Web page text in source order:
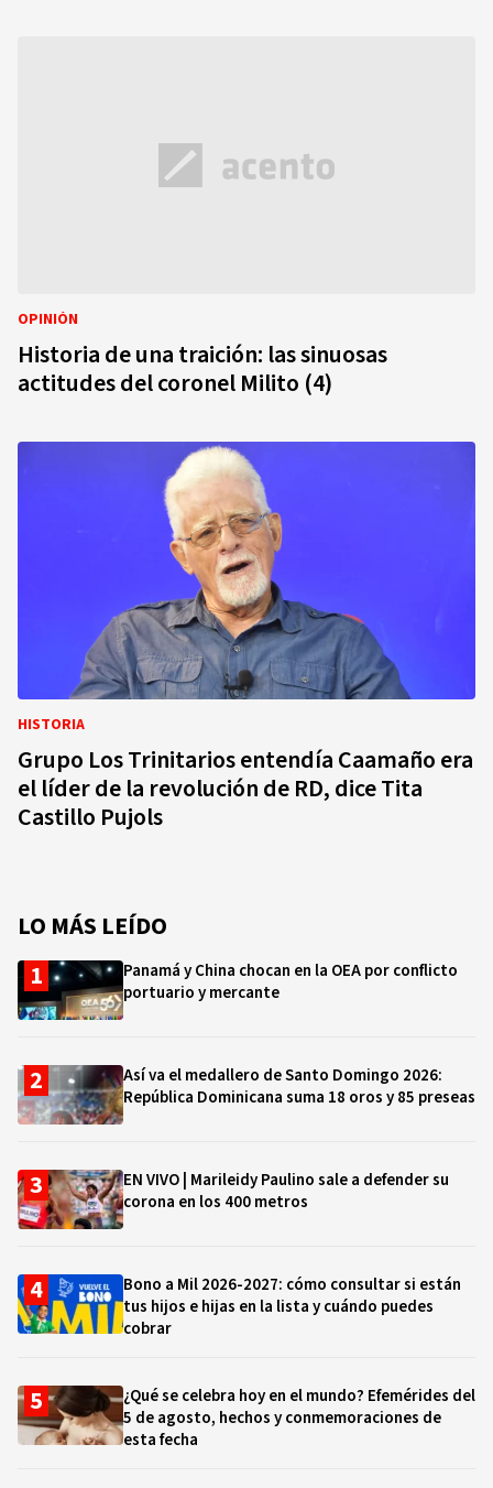
OPINIÓN
Historia de una traición: las sinuosas
actitudes del coronel Milito (4)
HISTORIA
Grupo Los Trinitarios entendía Caamaño era
el líder de la revolución de RD, dice Tita
Castillo Pujols
LO MÁS LEÍDO
Panamá y China chocan en la OEA por conflicto
portuario y mercante
Así va el medallero de Santo Domingo 2026:
República Dominicana suma 18 oros y 85 preseas
EN VIVO | Marileidy Paulino sale a defender su
corona en los 400 metros
Bono a Mil 2026-2027: cómo consultar si están
tus hijos e hijas en la lista y cuándo puedes
cobrar
¿Qué se celebra hoy en el mundo? Efemérides del
5 de agosto, hechos y conmemoraciones de
esta fecha